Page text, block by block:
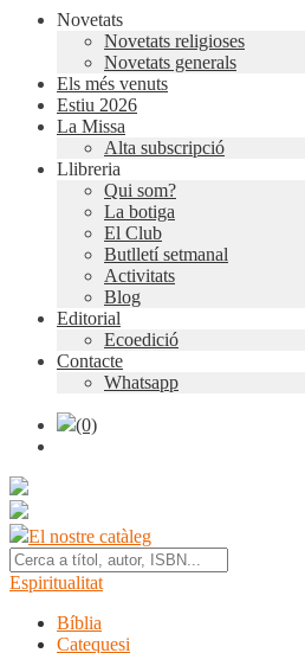
Novetats
Novetats religioses
Novetats generals
Els més venuts
Estiu 2026
La Missa
Alta subscripció
Llibreria
Qui som?
La botiga
El Club
Butlletí setmanal
Activitats
Blog
Editorial
Ecoedició
Contacte
Whatsapp
(0)
El nostre catàleg
Espiritualitat
Bíblia
Catequesi